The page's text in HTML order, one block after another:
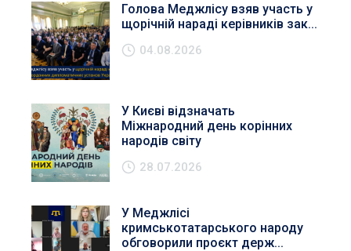
Голова Меджлісу взяв участь у
щорічній нараді керівників зак...
04.08.2026
У Києві відзначать
Міжнародний день корінних
народів світу
28.07.2026
У Меджлісі
кримськотатарського народу
обговорили проєкт держ...